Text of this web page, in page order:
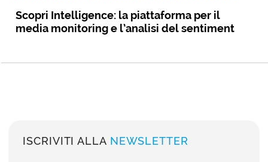
Scopri Intelligence: la piattaforma per il
media monitoring e l’analisi del sentiment
ISCRIVITI ALLA NEWSLETTER